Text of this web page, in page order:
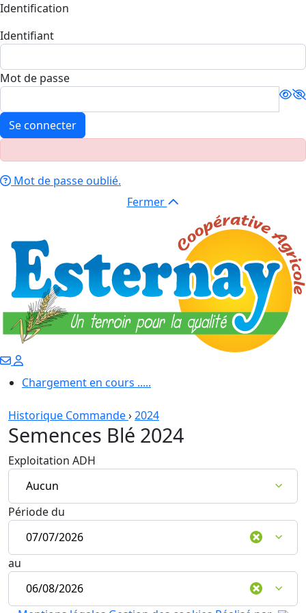
Identification
Identifiant
Mot de passe
Se connecter
Mot de passe oublié.
Fermer
Chargement en cours .....
Historique Commande›2024
Semences Blé 2024
Exploitation ADH
Période du
au